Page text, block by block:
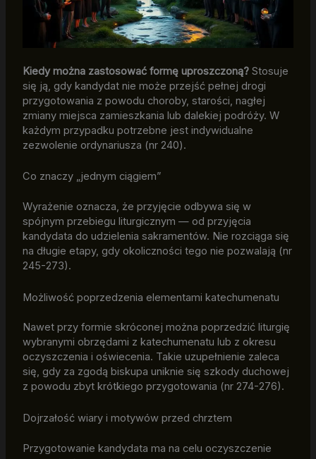
Kiedy można zastosować formę uproszczoną?Stosuje
się ją, gdy kandydat nie może przejść pełnej drogi
przygotowania z powodu choroby, starości, nagłej
zmiany miejsca zamieszkania lub dalekiej podróży. W
każdym przypadku potrzebne jest indywidualne
zezwolenie ordynariusza (nr 240).
Co znaczy „jednym ciągiem”
Wyrażenie oznacza, że przyjęcie odbywa się w
spójnym przebiegu liturgicznym — od przyjęcia
kandydata do udzielenia sakramentów. Nie rozciąga się
na długie etapy, gdy okoliczności tego nie pozwalają (nr
245-273).
Możliwość poprzedzenia elementami katechumenatu
Nawet przy formie skróconej można poprzedzić liturgię
wybranymi obrzędami z katechumenatu lub z okresu
oczyszczenia i oświecenia. Takie uzupełnienie zaleca
się, gdy za zgodą biskupa uniknie się szkody duchowej
z powodu zbyt krótkiego przygotowania (nr 274-276).
Dojrzałość wiary i motywów przed chrztem
Przygotowanie kandydata ma na celu oczyszczenie